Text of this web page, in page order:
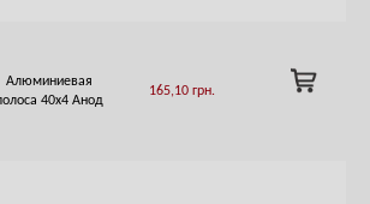
Алюминиевая
40х4 Анод
165,10 грн.
ADD
TO